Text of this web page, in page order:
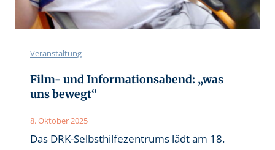
Veranstaltung
Film- und Informationsabend: „was
uns bewegt“
8. Oktober 2025
Das DRK-Selbsthilfezentrums lädt am 18.